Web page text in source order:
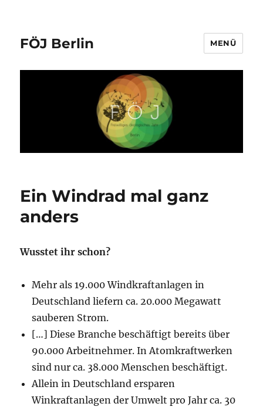
FÖJ Berlin MENÜ
Ein Windrad mal ganz
anders
Wusstet ihr schon?
Mehr als 19.000 Windkraftanlagen in
Deutschland liefern ca. 20.000 Megawatt
sauberen Strom.
[…] Diese Branche beschäftigt bereits über
90.000 Arbeitnehmer. In Atomkraftwerken
sind nur ca. 38.000 Menschen beschäftigt.
Allein in Deutschland ersparen
Winkraftanlagen der Umwelt pro Jahr ca. 30